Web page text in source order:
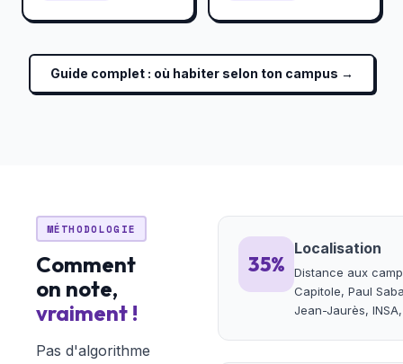
Guide complet : où habiter selon ton campus →
MÉTHODOLOGIE
Comment
on note,
vraiment !
Pas d'algorithme
35%
Localisation
Distance aux
Capitole, Paul
Jean-Jaurès, INSA,